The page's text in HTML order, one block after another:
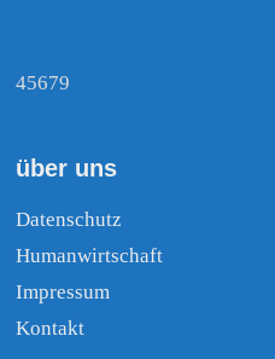
45679
über uns
Datenschutz
Humanwirtschaft
Impressum
Kontakt